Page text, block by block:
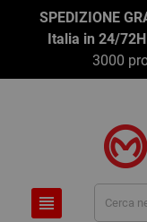
SPEDIZIONE
Italia in 24/
3000
view_headline